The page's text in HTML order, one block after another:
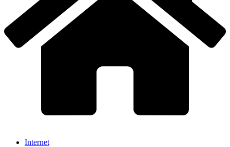
Internet